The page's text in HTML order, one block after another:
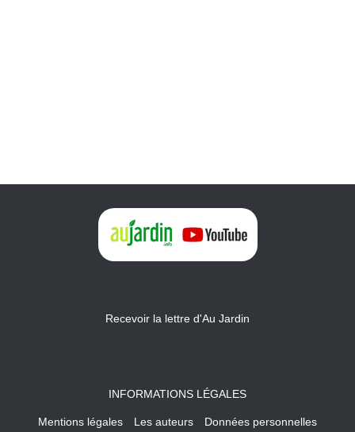
Recevoir la lettre d'Au Jardin
INFORMATIONS LÉGALES
Mentions légales Les auteurs Données personnelles